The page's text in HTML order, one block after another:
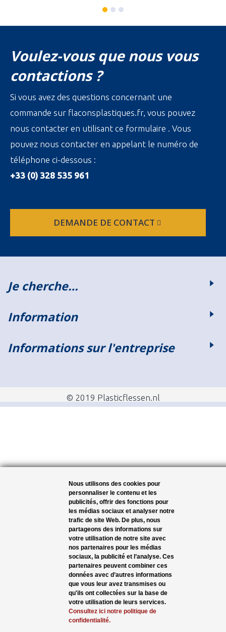
Voulez-vous que nous vous
contactions ?
Si vous avez des questions concernant une
commande sur flaconsplastiques.fr, vous pouvez
nous contacter en utilisant ce formulaire . Vous
pouvez nous contacter en appelant le numéro de
téléphone ci-dessous :
+33 (0) 328 535 961
DEMANDE DE CONTACT
Je cherche…
Information
Informations sur l'entreprise
© 2019 Plasticflessen.nl
Nous utilisons des cookies pour
personnaliser le contenu et les
publicités, offrir des fonctions pour
les médias sociaux et analyser notre
trafic de site Web. De plus, nous
partageons des informations sur
votre utilisation de notre site avec
nos partenaires pour les médias
sociaux, la publicité et l’analyse. Ces
partenaires peuvent combiner ces
données avec d’autres informations
que vous leur avez transmises ou
qu'ils ont collectées sur la base de
votre utilisation de leurs services.
Consultez ici notre politique de
confidentialité.